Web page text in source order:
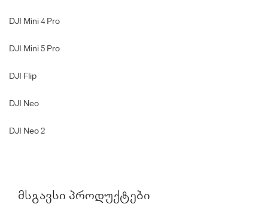
DJI Mini 4 Pro
DJI Mini 5 Pro
DJI Flip
DJI Neo
DJI Neo 2
ᲛᲡᲒᲐᲕᲡᲘ ᲞᲠᲝᲓᲣᲥᲢᲔᲑᲘ